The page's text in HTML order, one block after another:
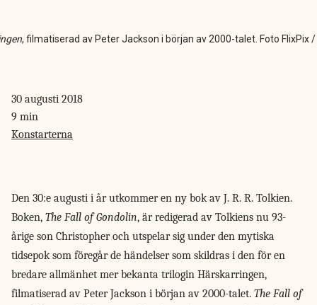
, filmatiserad av Peter Jackson i början av 2000-talet. Foto FlixPix
30 augusti 2018
9 min
Konstarterna
Den 30:e augusti i år utkommer en ny bok av J. R. R. Tolkien.
Boken, The Fall of Gondolin, är redigerad av Tolkiens nu 93-
årige son Christopher och utspelar sig under den mytiska
tidsepok som föregår de händelser som skildras i den för en
bredare allmänhet mer bekanta trilogin Härskarringen,
filmatiserad av Peter Jackson i början av 2000-talet. The Fall of